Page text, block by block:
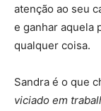
atenção ao seu
e ganhar aquela
qualquer coisa.
Sandra é o que
viciado em